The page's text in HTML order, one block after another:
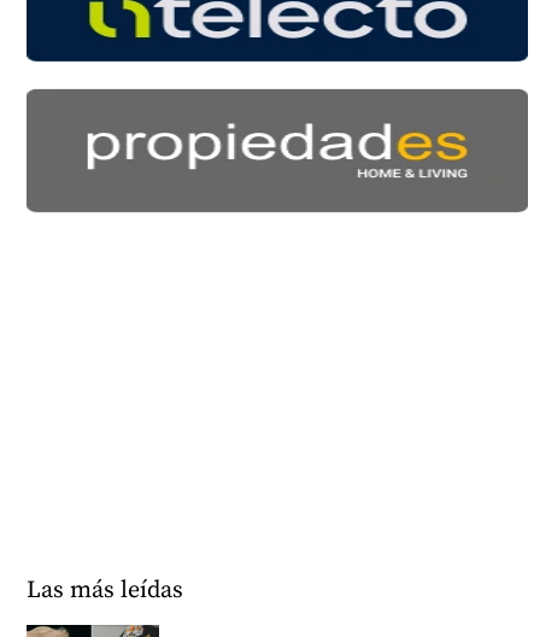
Las más leídas